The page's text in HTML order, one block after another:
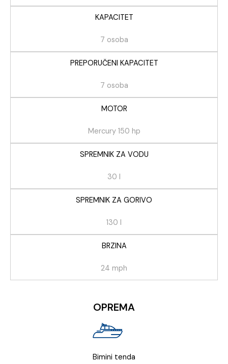
KAPACITET
7 osoba
PREPORUČENI KAPACITET
7 osoba
MOTOR
Mercury 150 hp
SPREMNIK ZA VODU
30 l
SPREMNIK ZA GORIVO
130 l
BRZINA
24 mph
OPREMA
Bimini tenda